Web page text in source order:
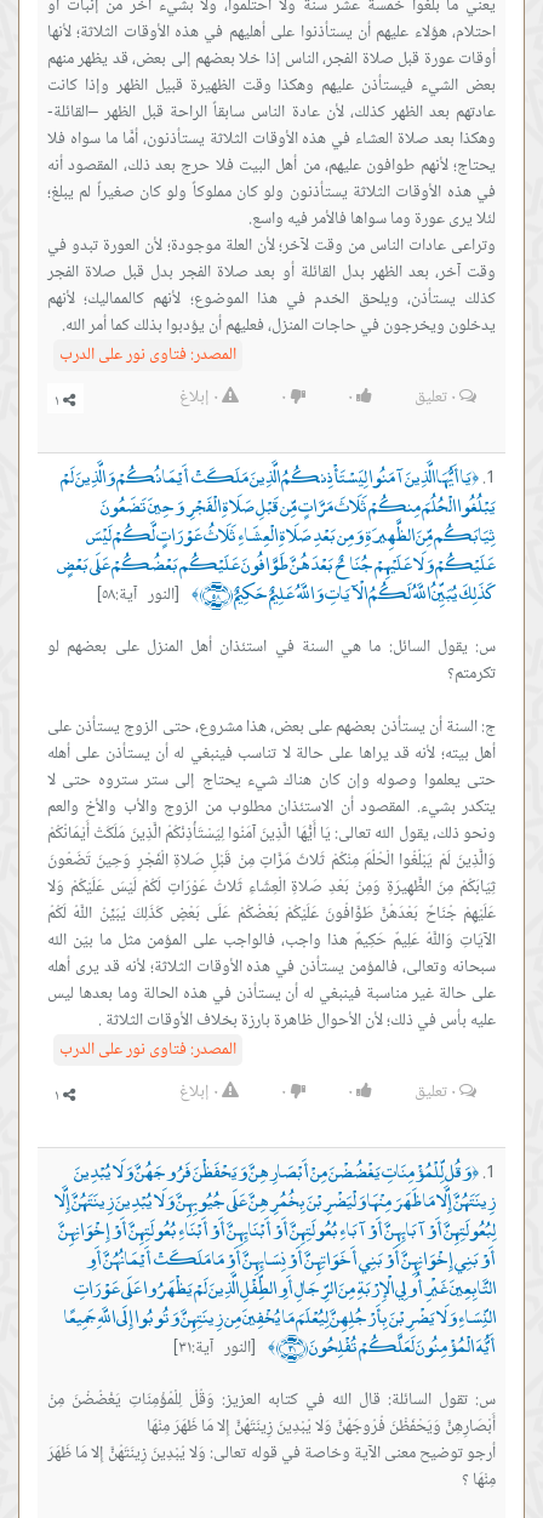
يعني ما بلغوا خمسة عشر سنة ولا احتلموا، ولا بشيء آخر من إنبات أو
احتلام، هؤلاء عليهم أن يستأذنوا على أهليهم في هذه الأوقات الثلاثة؛ لأنها
أوقات عورة قبل صلاة الفجر، الناس إذا خلا بعضهم إلى بعض، قد يظهر منهم
بعض الشيء فيستأذن عليهم وهكذا وقت الظهيرة قبيل الظهر وإذا كانت
عادتهم بعد الظهر كذلك، لأن عادة الناس سابقاً الراحة قبل الظهر –القائلة-
وهكذا بعد صلاة العشاء في هذه الأوقات الثلاثة يستأذنون، أمَّا ما سواه فلا
يحتاج؛ لأنهم طوافون عليهم، من أهل البيت فلا حرج بعد ذلك، المقصود أنه
في هذه الأوقات الثلاثة يستأذنون ولو كان مملوكاً ولو كان صغيراً لم يبلغ؛
وتراعى عادات الناس من وقت لآخر؛ لأن العلة موجودة؛ لأن العورة تبدو في
وقت آخر، بعد الظهر بدل القائلة أو بعد صلاة الفجر بدل قبل صلاة الفجر
كذلك يستأذن، ويلحق الخدم في هذا الموضوع؛ لأنهم كالمماليك؛ لأنهم
يدخلون ويخرجون في حاجات المنزل، فعليهم أن يؤدبوا بذلك كما أمر الله.
المصدر:فتاوى نور على الدرب
٠تعليق ٠ ٠ ٠ إبلاغ
﴿يَا أَيُّهَا الَّذِينَ آمَنُوا لِيَسْتَأْذِنكُمُ الَّذِينَ مَلَكَتْ أَيْمَانُكُمْ وَالَّذِينَ لَمْ
يَبْلُغُوا الْحُلُمَ مِنكُمْ ثَلَاثَ مَرَّاتٍ مِّن قَبْلِ صَلَاةِ الْفَجْرِ وَحِينَ تَضَعُونَ
ثِيَابَكُم مِّنَ الظَّهِيرَةِ وَمِن بَعْدِ صَلَاةِ الْعِشَاءِ ثَلَاثُ عَوْرَاتٍ لَّكُمْ لَيْسَ
عَلَيْكُمْ وَلَا عَلَيْهِمْ جُنَاحٌ بَعْدَهُنَّ طَوَّافُونَ عَلَيْكُم بَعْضُكُمْ عَلَى بَعْضٍ
كَذَلِكَ يُبَيِّنُ اللَّهُ لَكُمُ الْآيَاتِ وَاللَّهُ عَلِيمٌ حَكِيمٌ ﴿٥٨﴾ ﴾
[النور آية:٥٨]
س: يقول السائل: ما هي السنة في استئذان أهل المنزل على بعضهم لو
ج: السنة أن يستأذن بعضهم على بعض، هذا مشروع، حتى الزوج يستأذن على
أهل بيته؛ لأنه قد يراها على حالة لا تناسب فينبغي له أن يستأذن على أهله
حتى يعلموا وصوله وإن كان هناك شيء يحتاج إلى ستر ستروه حتى لا
يتكدر بشيء. المقصود أن الاستئذان مطلوب من الزوج والأب والأخ والعم
ونحو ذلك، يقول الله تعالى: يَا أَيُّهَا الَّذِينَ آمَنُوا لِيَسْتَأْذِنْكُمُ الَّذِينَ مَلَكَتْ أَيْمَانُكُمْ
وَالَّذِينَ لَمْ يَبْلُغُوا الْحُلُمَ مِنْكُمْ ثَلاثَ مَرَّاتٍ مِنْ قَبْلِ صَلاةِ الْفَجْرِ وَحِينَ تَضَعُونَ
ثِيَابَكُمْ مِنَ الظَّهِيرَةِ وَمِنْ بَعْدِ صَلاةِ الْعِشَاءِ ثَلاثُ عَوْرَاتٍ لَكُمْ لَيْسَ عَلَيْكُمْ وَلا
عَلَيْهِمْ جُنَاحٌ بَعْدَهُنَّ طَوَّافُونَ عَلَيْكُمْ بَعْضُكُمْ عَلَى بَعْضٍ كَذَلِكَ يُبَيِّنُ اللَّهُ لَكُمُ
الآيَاتِ وَاللَّهُ عَلِيمٌ حَكِيمٌ هذا واجب، فالواجب على المؤمن مثل ما بيّن الله
سبحانه وتعالى، فالمؤمن يستأذن في هذه الأوقات الثلاثة؛ لأنه قد يرى أهله
على حالة غير مناسبة فينبغي له أن يستأذن في هذه الحالة وما بعدها ليس
عليه بأس في ذلك؛ لأن الأحوال ظاهرة بارزة بخلاف الأوقات الثلاثة .
المصدر:فتاوى نور على الدرب
٠تعليق ٠ ٠ ٠ إبلاغ
﴿وَقُل لِّلْمُؤْمِنَاتِ يَغْضُضْنَ مِنْ أَبْصَارِهِنَّ وَيَحْفَظْنَ فَرُوجَهُنَّ وَلَا يُبْدِينَ
زِينَتَهُنَّ إِلَّا مَا ظَهَرَ مِنْهَا وَلْيَضْرِبْنَ بِخُمُرِهِنَّ عَلَى جُيُوبِهِنَّ وَلَا يُبْدِينَ زِينَتَهُنَّ إِلَّا
لِبُعُولَتِهِنَّ أَوْ آبَائِهِنَّ أَوْ آبَاءِ بُعُولَتِهِنَّ أَوْ أَبْنَائِهِنَّ أَوْ أَبْنَاءِ بُعُولَتِهِنَّ أَوْ إِخْوَانِهِنَّ
أَوْ بَنِي إِخْوَانِهِنَّ أَوْ بَنِي أَخَوَاتِهِنَّ أَوْ نِسَائِهِنَّ أَوْ مَا مَلَكَتْ أَيْمَانُهُنَّ أَوِ
التَّابِعِينَ غَيْرِ أُولِي الْإِرْبَةِ مِنَ الرِّجَالِ أَوِ الطِّفْلِ الَّذِينَ لَمْ يَظْهَرُوا عَلَى عَوْرَاتِ
النِّسَاءِ وَلَا يَضْرِبْنَ بِأَرْجُلِهِنَّ لِيُعْلَمَ مَا يُخْفِينَ مِن زِينَتِهِنَّ وَتُوبُوا إِلَى اللَّهِ جَمِيعًا
أَيُّهَ الْمُؤْمِنُونَ لَعَلَّكُمْ تُفْلِحُونَ ﴿٣١﴾ ﴾
[النور آية:٣١]
س: تقول السائلة: قال الله في كتابه العزيز: وَقُلْ لِلْمُؤْمِنَاتِ يَغْضُضْنَ مِنْ
أرجو توضيح معنى الآية وخاصة في قوله تعالى: وَلا يُبْدِينَ زِينَتَهُنَّ إِلا مَا ظَهَرَ